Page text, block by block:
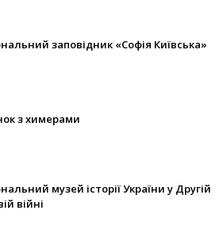
заповідник «Софія Київська»
з химерами
музей історії України у Другій
війні